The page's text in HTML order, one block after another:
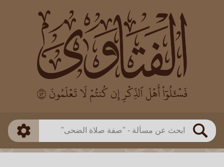
بحث
العالم
بن باز
بن العثيمين
اللجنة الدائمة
طريقة البحث
ذكي